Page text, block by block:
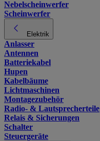
Nebelscheinwerfer
Scheinwerfer
Elektrik
Anlasser
Antennen
Batteriekabel
Hupen
Kabelbäume
Lichtmaschinen
Montagezubehör
Radio- & Lautsprecherteile
Relais & Sicherungen
Schalter
Steuergeräte